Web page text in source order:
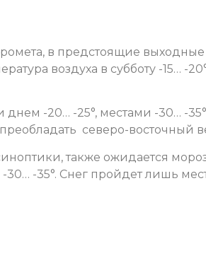
в предстоящие выходные
воздуха в субботу -15… -
-20… -25°, местами -30… -
северо-восточный
также ожидается
30… -35°. Снег пройдет лишь